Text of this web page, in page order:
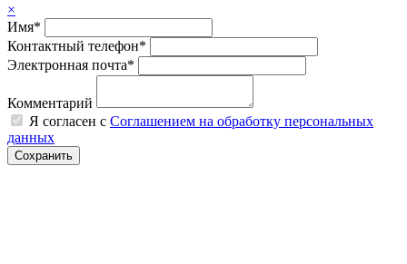
×
Имя*
Контактный телефон*
Электронная почта*
Комментарий
Я согласен с Соглашением на обработку персональных
данных